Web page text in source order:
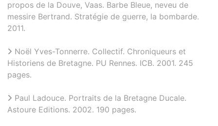
propos de la Douve, Vaas. Barbe Bleue, neveu de
messire Bertrand. Stratégie de guerre, la bombarde.
2011.
Noël Yves-Tonnerre. Collectif. Chroniqueurs et
Historiens de Bretagne. PU Rennes. ICB. 2001. 245
pages.
Paul Ladouce. Portraits de la Bretagne Ducale.
Astoure Editions. 2002. 190 pages.